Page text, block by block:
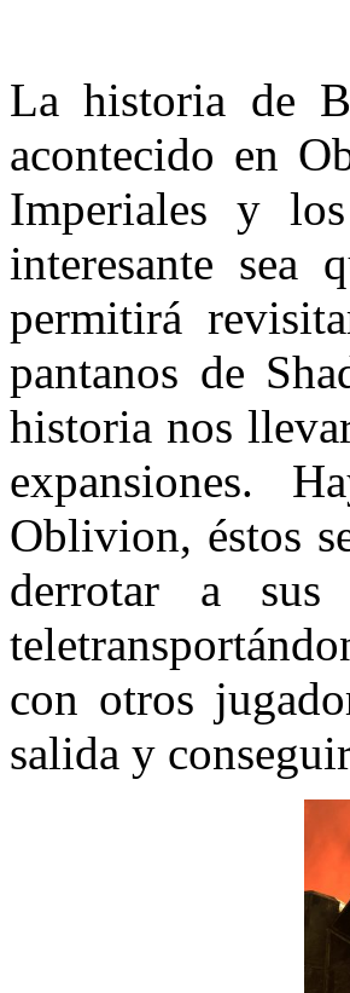
La historia de
acontecido en
Imperiales y
interesante sea
permitirá
pantanos de
historia nos
expansiones.
Oblivion, éstos
derrotar a sus
con otros
salida y